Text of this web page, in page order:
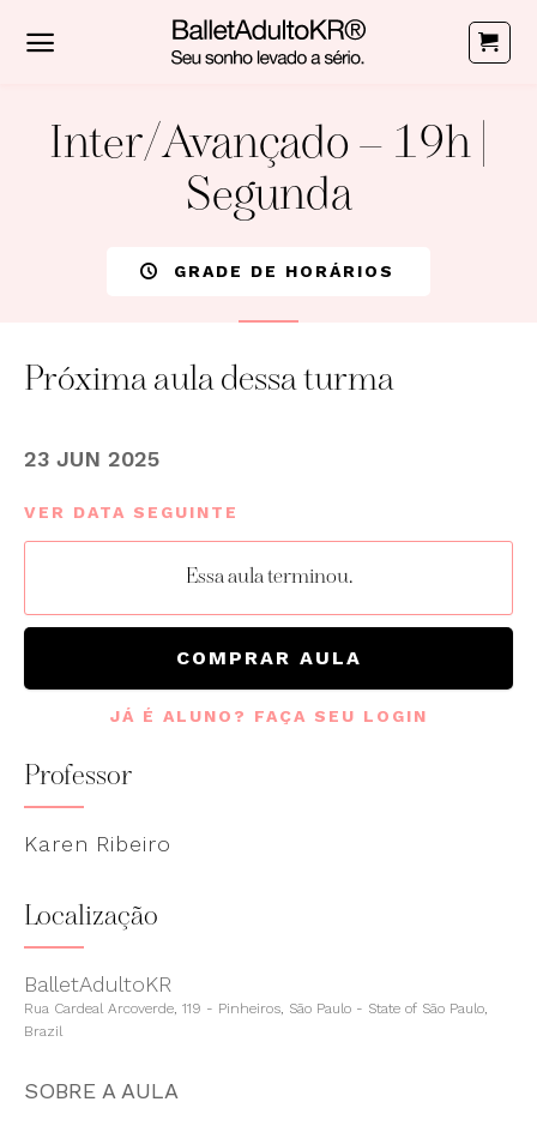
Inter/Avançado – 19h |
Segunda
GRADE DE HORÁRIOS
Próxima aula dessa turma
23 JUN 2025
VER DATA SEGUINTE
Essa aula terminou.
COMPRAR AULA
JÁ É ALUNO? FAÇA SEU LOGIN
Professor
Karen Ribeiro
Localização
BalletAdultoKR
Rua Cardeal Arcoverde, 119 - Pinheiros, São Paulo - State of São Paulo,
Brazil
SOBRE A AULA